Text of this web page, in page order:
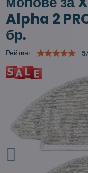
Alpha 2
бр.
Рейтинг 5/